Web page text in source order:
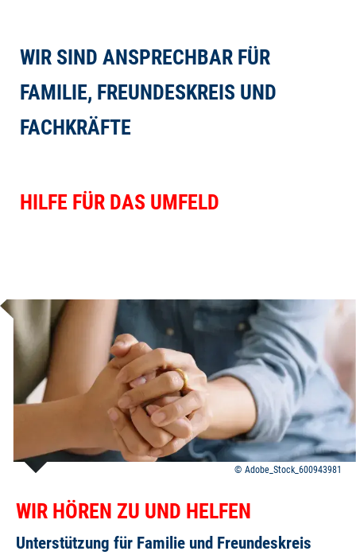
WIR SIND ANSPRECHBAR FÜR
FAMILIE, FREUNDESKREIS UND
FACHKRÄFTE
HILFE FÜR DAS UMFELD
Adobe_Stock_600943981
I
N
A
WIR HÖREN ZU UND HELFEN
Unterstützung für Familie und Freundeskreis